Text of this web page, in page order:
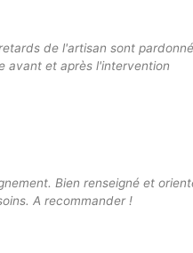
de l'artisan sont
avant et après l'intervention
Bien renseigné et
A recommander !